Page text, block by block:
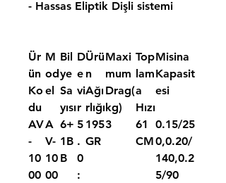
- Hassas Eliptik Dişli sistemi
Ür
ün
Ko
du
M
od
el
Bil
ye
Sa
yısı
D
e
vi
r
Ürü
n
Ağı
rlığı
Maxi
mum
Drag(
kg)
Top
lam
a
Hızı
Misina
Kapasit
esi
AV
-
10
00
A
V-
10
00
6+
1B
B
5
.
0
:
195
GR
3
61
CM
0.15/25
0,0.20/
140,0.2
5/90